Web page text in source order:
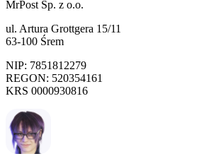
MrPost Sp. z o.o.
ul. Artura Grottgera 15/11
63-100 Śrem
NIP: 7851812279
REGON: 520354161
KRS 0000930816